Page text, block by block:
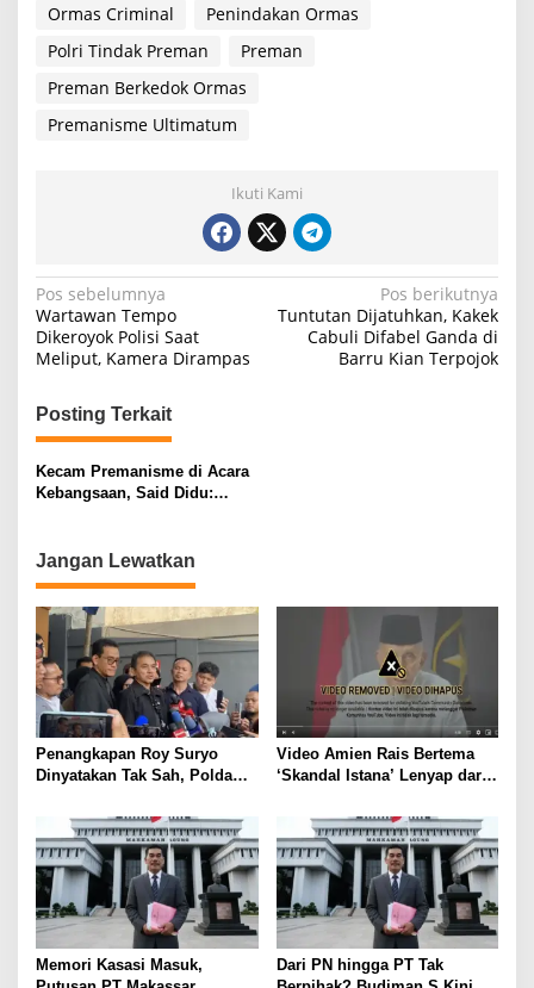
Ormas Criminal
Penindakan Ormas
Polri Tindak Preman
Preman
Preman Berkedok Ormas
Premanisme Ultimatum
Ikuti Kami
N
a
v
i
g
a
s
p
o
s
Pos sebelumnya
Wartawan Tempo
Dikeroyok Polisi Saat
Meliput, Kamera Dirampas
Pos berikutnya
Tuntutan Dijatuhkan, Kakek
Cabuli Difabel Ganda di
Barru Kian Terpojok
Posting Terkait
Kecam Premanisme di Acara
Kebangsaan, Said Didu:
Jangan Lewatkan
Penangkapan Roy Suryo
Dinyatakan Tak Sah, Polda
Praperadilan
Video Amien Rais Bertema
‘Skandal Istana’ Lenyap dari
Komdigi
Memori Kasasi Masuk,
Dari PN hingga PT Tak